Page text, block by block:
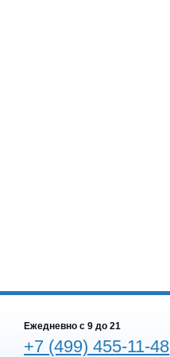
Ежедневно c 9 до 21
+7 (499) 455-11-48